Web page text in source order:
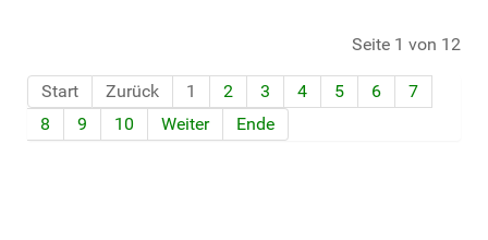
Seite 1 von 12
Start Zurück 1 2 3 4 5 6
7
8
9 10 Weiter Ende